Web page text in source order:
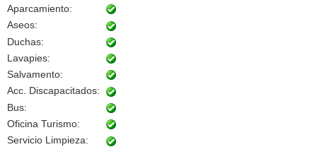
Aparcamiento:
Aseos:
Duchas:
Lavapies:
Salvamento:
Acc. Discapacitados:
Bus:
Oficina Turismo:
Servicio Limpieza: